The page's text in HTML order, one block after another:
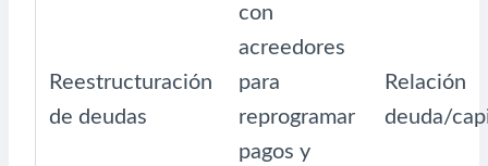
Reestructuración
de deudas
con
acreedores
para
reprogramar
pagos y
Relación
deuda/